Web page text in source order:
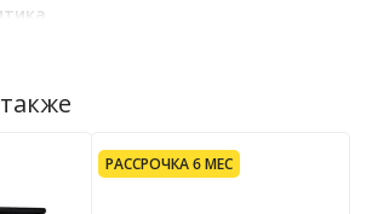
РАССРОЧКА 6 МЕС